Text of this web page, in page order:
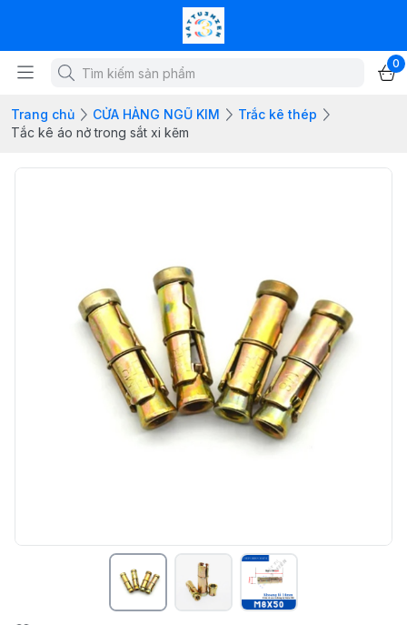
0
Trang chủ CỬA HÀNG NGŨ KIM
Trắc kê thép
Tắc kê áo nở trong sắt xi kẽm